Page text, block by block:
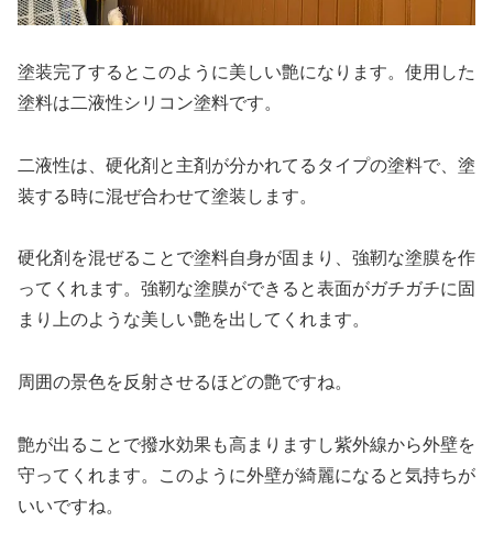
塗装完了するとこのように美しい艶になります。使用した
塗料は二液性シリコン塗料です。
二液性は、硬化剤と主剤が分かれてるタイプの塗料で、塗
装する時に混ぜ合わせて塗装します。
硬化剤を混ぜることで塗料自身が固まり、強靭な塗膜を作
ってくれます。強靭な塗膜ができると表面がガチガチに固
まり上のような美しい艶を出してくれます。
周囲の景色を反射させるほどの艶ですね。
艶が出ることで撥水効果も高まりますし紫外線から外壁を
守ってくれます。このように外壁が綺麗になると気持ちが
いいですね。